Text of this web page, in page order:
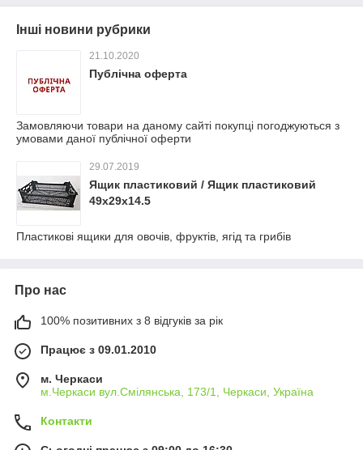
Інші новини рубрики
21.10.2020
Публічна оферта
Замовляючи товари на даному сайті покупці погоджуються з
умовами даної публічної оферти
29.07.2019
Ящик пластиковий / Ящик пластиковий
49х29х14.5
Пластикові ящики для овочів, фруктів, ягід та грибів
Про нас
100% позитивних з 8 відгуків за рік
Працює з 09.01.2010
м. Черкаси
м.Черкаси вул.Смілянська, 173/1, Черкаси, Україна
Контакти